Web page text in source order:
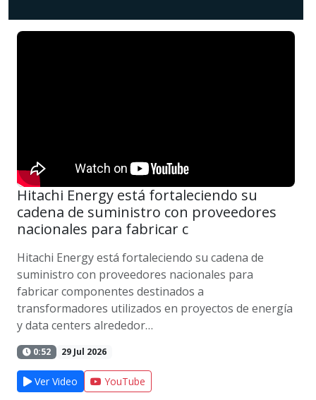
Hitachi Energy está fortaleciendo su
cadena de suministro con proveedores
nacionales para fabricar c
Hitachi Energy está fortaleciendo su cadena de
suministro con proveedores nacionales para
fabricar componentes destinados a
transformadores utilizados en proyectos de energía
y data centers alrededor…
0:52 29 Jul 2026
Ver Video YouTube